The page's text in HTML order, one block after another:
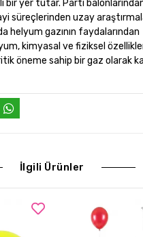
bir yer tutar. Parti
süreçlerinden uzay
helyum gazının faydalarından
kimyasal ve fiziksel
öneme sahip bir gaz olarak
İlgili Ürünler